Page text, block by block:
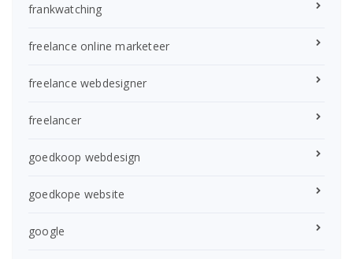
frankwatching
freelance online marketeer
freelance webdesigner
freelancer
goedkoop webdesign
goedkope website
google